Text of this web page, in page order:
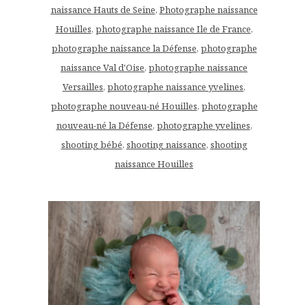
naissance Hauts de Seine, Photographe naissance
Houilles, photographe naissance Ile de France,
photographe naissance la Défense, photographe
naissance Val d'Oise, photographe naissance
Versailles, photographe naissance yvelines,
photographe nouveau-né Houilles, photographe
nouveau-né la Défense, photographe yvelines,
shooting bébé, shooting naissance, shooting
naissance Houilles